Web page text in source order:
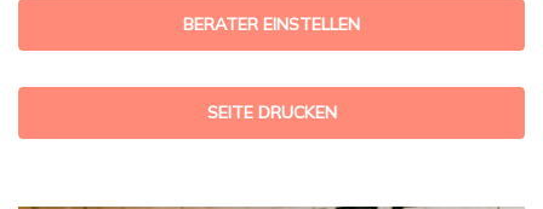
BERATER EINSTELLEN
SEITE DRUCKEN